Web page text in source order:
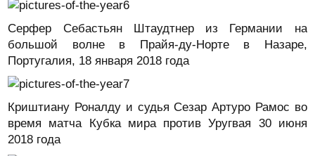
Серфер Себастьян Штаудтнер из Германии на
большой волне в Прайя-ду-Норте в Назаре,
Португалия, 18 января 2018 года
Криштиану Роналду и судья Сезар Артуро Рамос во
время матча Кубка мира против Уругвая 30 июня
2018 года